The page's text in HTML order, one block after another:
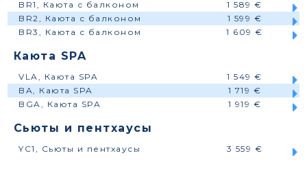
BR1, Каюта с балконом
1 589 €
BR2, Каюта с балконом
1 599 €
BR3, Каюта с балконом
1 609 €
Каюта SPA
VLA, Каюта SPA
1 549 €
BA, Каюта SPA
1 719 €
BGA, Каюта SPA
1 919 €
Сьюты и пентхаусы
YC1, Сьюты и пентхаусы 3 559 €